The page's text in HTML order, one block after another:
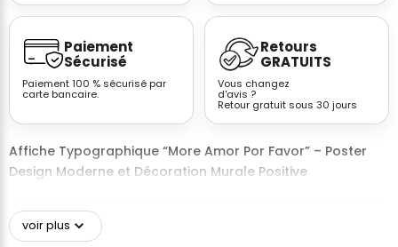
Décoration
ChambrePaiement
Sécurisé
Paiement 100 % sécurisé par
carte bancaire.
Retours
GRATUITS
Vous changez
d'avis ?
Retour gratuit sous 30 jours
Affiche Typographique “More Amor Por Favor” – Poster
Design Moderne et Décoration Murale Positive
typographique “More Amor Por Favor”
voir plus